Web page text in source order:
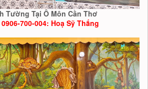
Tường Tại Ô Môn Cần Thơ
700-004: Hoạ Sỹ Thắng